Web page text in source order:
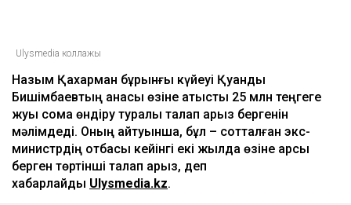
Ulysmedia коллажы
Назым Қахарман бұрынғы күйеуі Қуандық
Бишімбаевтың анасы өзіне қатысты 25 млн теңгеге
жуық сома өндіру туралы талап арыз бергенін
мәлімдеді. Оның айтуынша, бұл – сотталған экс-
министрдің отбасы кейінгі екі жылда өзіне қарсы
берген төртінші талап арыз, деп
хабарлайды Ulysmedia.kz.